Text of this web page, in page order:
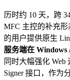
历时约 10 天，跨
MFC 主控的补充
的用户提供原生
服务端在 Windows
同时大幅强化
Signer接口，作为